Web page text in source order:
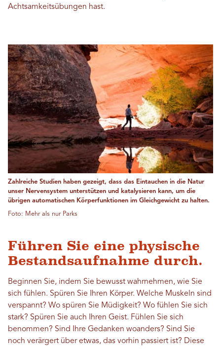
Achtsamkeitsübungen hast.
Zahlreiche Studien haben gezeigt, dass das Eintauchen in die Natur
unser Nervensystem unterstützen und katalysieren kann, um die
übrigen automatischen Körperfunktionen im Gleichgewicht zu halten.
Foto: Mehr als nur Parks
Führen Sie eine physische
Bestandsaufnahme durch.
Beginnen Sie, indem Sie bewusst wahrnehmen, wie Sie
sich fühlen. Spüren Sie Ihren Körper. Welche Muskeln sind
verspannt? Wo spüren Sie Müdigkeit? Wo fühlen Sie sich
stark? Spüren Sie auch Ihren Geist. Fühlen Sie sich
benommen? Sind Ihre Gedanken woanders? Sind Sie
noch verärgert über etwas, das vorhin passiert ist? Diese